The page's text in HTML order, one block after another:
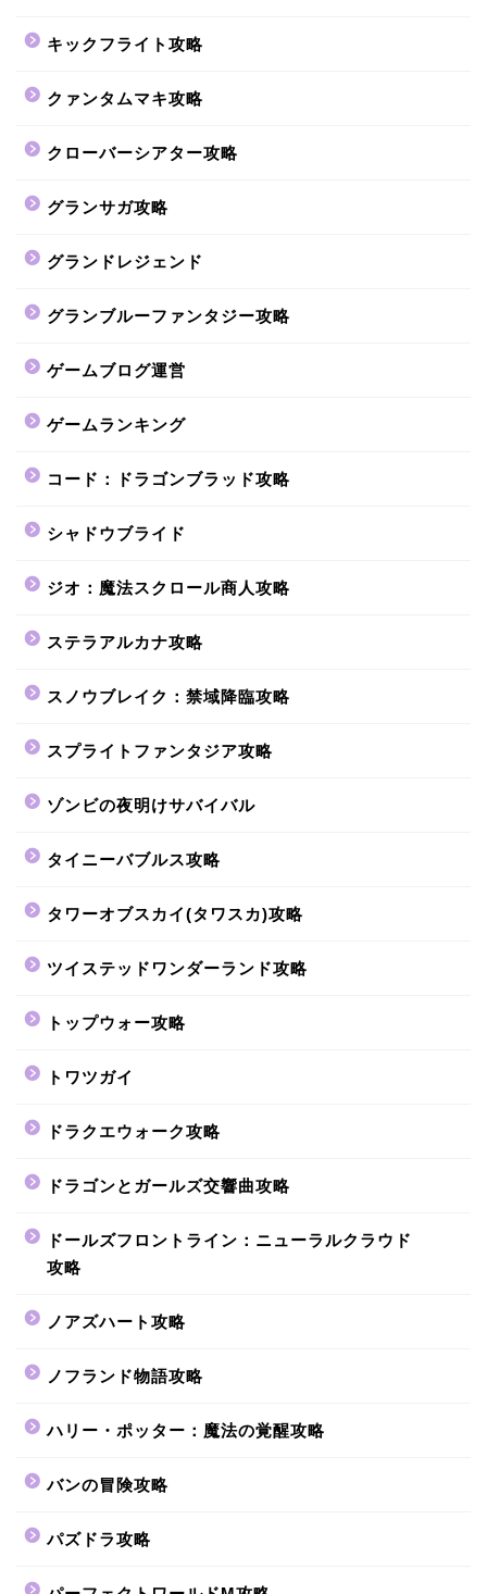
キックフライト攻略
クァンタムマキ攻略
クローバーシアター攻略
グランサガ攻略
グランドレジェンド
グランブルーファンタジー攻略
ゲームブログ運営
ゲームランキング
コード：ドラゴンブラッド攻略
シャドウブライド
ジオ：魔法スクロール商人攻略
ステラアルカナ攻略
スノウブレイク：禁域降臨攻略
スプライトファンタジア攻略
ゾンビの夜明けサバイバル
タイニーバブルス攻略
タワーオブスカイ(タワスカ)攻略
ツイステッドワンダーランド攻略
トップウォー攻略
トワツガイ
ドラクエウォーク攻略
ドラゴンとガールズ交響曲攻略
ドールズフロントライン：ニューラルクラウド
攻略
ノアズハート攻略
ノフランド物語攻略
ハリー・ポッター：魔法の覚醒攻略
バンの冒険攻略
パズドラ攻略